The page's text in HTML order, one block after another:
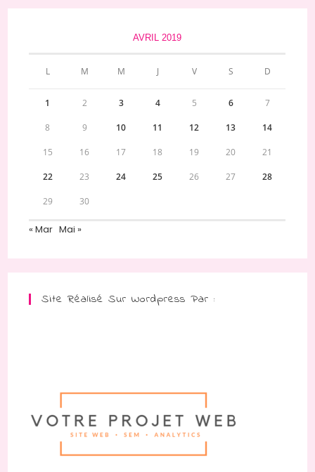
AVRIL 2019
L M M J V S D
1 2 3 4 5 6 7
8 9 10 11 12 13 14
15 16 17 18 19 20 21
22 23 24 25 26 27 28
29 30
« Mar Mai »
Site Réalisé Sur Wordpress Par :